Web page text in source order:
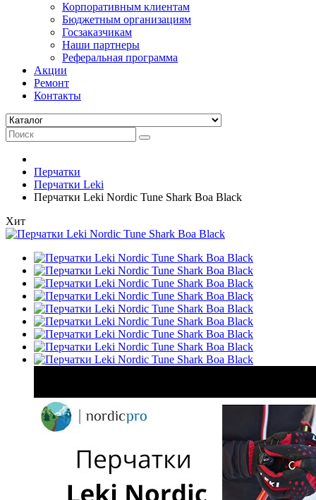
Корпоративным клиентам
Бюджетным организациям
Госзаказчикам
Наши партнеры
Реферальная программа
Акции
Ремонт
Контакты
Перчатки
Перчатки Leki
Перчатки Leki Nordic Tune Shark Boa Black
Хит